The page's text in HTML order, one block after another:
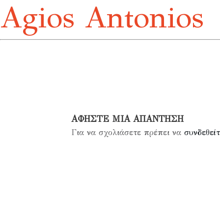
Agios Antonios
ΑΦΉΣΤΕ ΜΙΑ ΑΠΆΝΤΗΣΗ
Για να σχολιάσετε πρέπει να